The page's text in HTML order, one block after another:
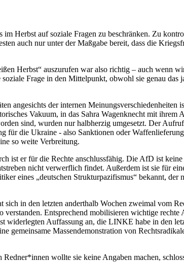
Herbst auf soziale Fragen zu beschränken. Zu
auch nur unter der Maßgabe bereit, dass die
Herbst“ auszurufen war also richtig – auch wenn
Frage in den Mittelpunkt, obwohl sie genau das
angesichts der internen Meinungsverschiedenheiten
Vakuum, in das Sahra Wagenknecht mit ihrem
sind, wurden nur halbherzig umgesetzt. Der
für die Ukraine - also Sanktionen oder
so weite Verbreitung.
ist er für die Rechte anschlussfähig. Die AfD ist
nicht verwerflich findet. Außerdem ist sie für
eines „deutschen Strukturpazifismus“ bekannt, der
sich in den letzten anderthalb Wochen zweimal vom
Entsprechend mobilisieren wichtige rechte
widerlegten Auffassung an, die LINKE habe in den
gemeinsame Massendemonstration von
wollte sie keine Angaben machen,